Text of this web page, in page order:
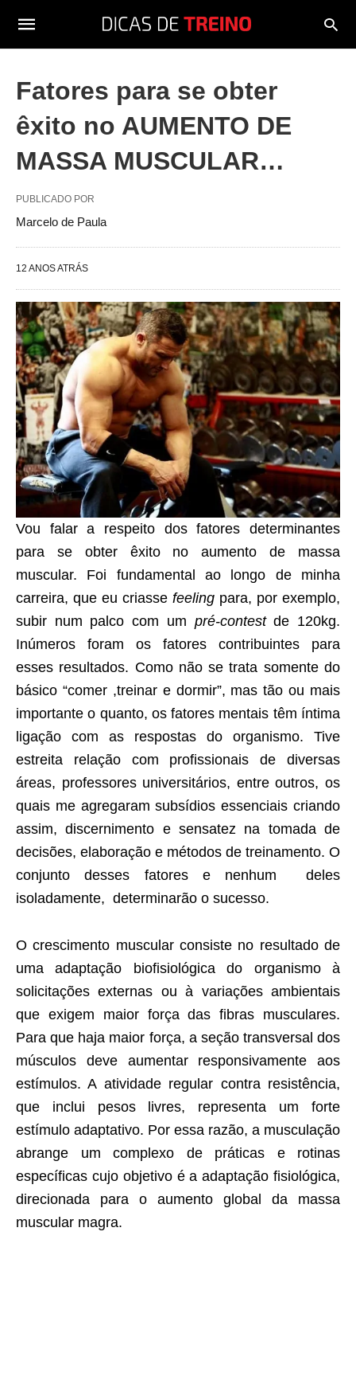
Fatores para se obter
êxito no AUMENTO DE
MASSA MUSCULAR…
PUBLICADO POR
Marcelo de Paula
12 ANOS ATRÁS
Vou falar a respeito dos fatores determinantes
para se obter êxito no aumento de massa
muscular. Foi fundamental ao longo de minha
carreira, que eu criasse feeling para, por exemplo,
subir num palco com um pré-contestde 120kg.
Inúmeros foram os fatores contribuintes para
esses resultados. Como não se trata somente do
básico “comer ,treinar e dormir”, mas tão ou mais
importante o quanto, os fatores mentais têm íntima
ligação com as respostas do organismo. Tive
estreita relação com profissionais de diversas
áreas, professores universitários, entre outros, os
quais me agregaram subsídios essenciais criando
assim, discernimento e sensatez na tomada de
decisões, elaboração e métodos de treinamento. O
conjunto desses fatores e nenhum deles
isoladamente, determinarão o sucesso.
O crescimento muscular consiste no resultado de
uma adaptação biofisiológica do organismo à
solicitações externas ou à variações ambientais
que exigem maior força das fibras musculares.
Para que haja maior força, a seção transversal dos
músculos deve aumentar responsivamente aos
estímulos. A atividade regular contra resistência,
que inclui pesos livres, representa um forte
estímulo adaptativo. Por essa razão, a musculação
abrange um complexo de práticas e rotinas
específicas cujo objetivo é a adaptação fisiológica,
direcionada para o aumento global da massa
muscular magra.